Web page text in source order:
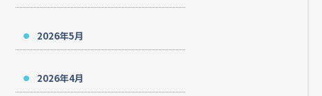
2026年5月
2026年4月